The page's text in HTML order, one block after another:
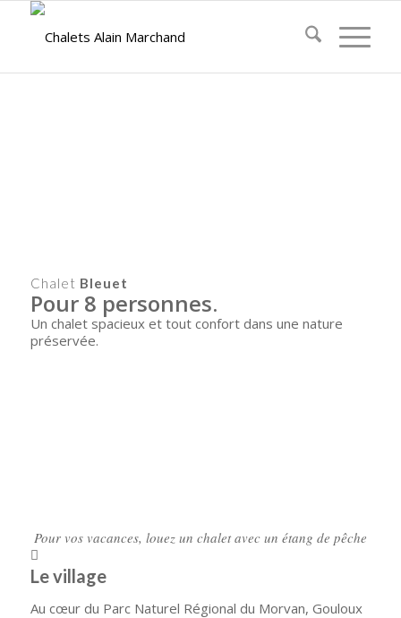
Chalet Bleuet
Pour 8 personnes.
Un chalet spacieux et tout confort dans une nature
préservée.
Pour vos vacances, louez un chalet avec un étang de pêche
Le village
Au cœur du Parc Naturel Régional du Morvan, Gouloux